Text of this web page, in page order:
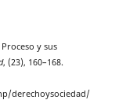
y sus
, (23), 160–168.
derechoysociedad/